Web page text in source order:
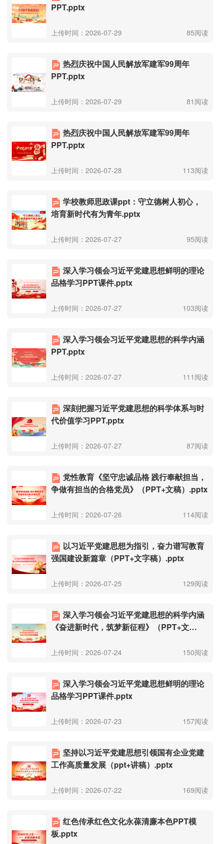
PPT.pptx
上传时间：2026-07-29 85阅读
PPT.pptx
上传时间：2026-07-29 81阅读
PPT.pptx
上传时间：2026-07-28 113阅读
培育新时代有为青年.pptx
上传时间：2026-07-27 95阅读
品格学习PPT课件.pptx
上传时间：2026-07-27 103阅读
PPT.pptx
上传时间：2026-07-27 111阅读
代价值学习PPT.pptx
上传时间：2026-07-27 87阅读
争做有担当的合格党员》（PPT+文稿）.pptx
上传时间：2026-07-26 114阅读
强国建设新篇章（PPT+文字稿）.pptx
上传时间：2026-07-25 129阅读
《奋进新时代，筑梦新征程》（PPT+文
上传时间：2026-07-24 150阅读
品格学习PPT课件.pptx
上传时间：2026-07-23 157阅读
工作高质量发展（ppt+讲稿）.pptx
上传时间：2026-07-22 169阅读
板.pptx